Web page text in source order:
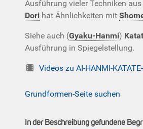
Ausführung vieler Techniken aus
Dori hat Ähnlichkeiten mit
Siehe auch (Gyaku-Hanmi)
Ausführung in Spiegelstellung.
Videos zu AI-HANMI-
Grundformen-Seite suchen
In der Beschreibung gefundene